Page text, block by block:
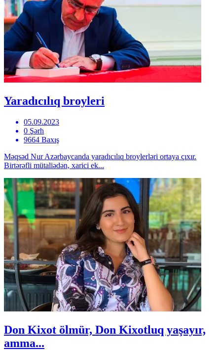
Yaradıcılıq broyleri
05.09.2023
0 Şərh
9664 Baxış
Məqsəd Nur Azərbaycanda yaradıcılıq broylerləri ortaya çıxır.
Birtərəfli mütaliədən, xarici ek...
Don Kixot ölmür, Don Kixotluq yaşayır,
amma...